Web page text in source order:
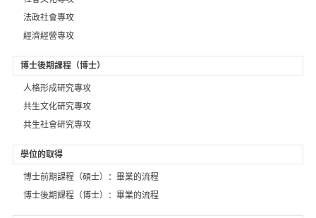
法政社會專攻
經濟經營專攻
博士後期課程（博士）
人格形成研究專攻
共生文化研究專攻
共生社會研究專攻
學位的取得
博士前期課程（碩士）：畢業的流程
博士後期課程（博士）：畢業的流程